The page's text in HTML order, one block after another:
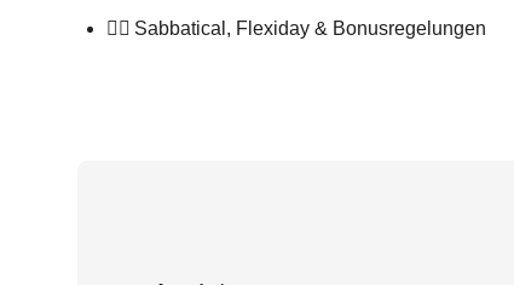
🧘‍♀️ Sabbatical, Flexiday & Bonusregelungen